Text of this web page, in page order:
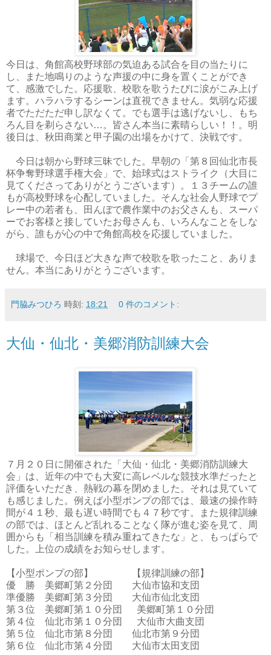
今日は、角館高校野球部の気迫ある試合を目の当たりに
し、また地鳴りのような声援の中に身を置くことができ
て、感激でした。応援歌、校歌を歌うたびに涙がこみ上げ
ます。ハラハラするシーンは直視できません。気弱な応援
者でただただ申し訳なくて。でも選手は逃げないし、もち
ろん目を剃らさない…。皆さん本当に素晴らしい！！。明
後日は、秋田商業と甲子園の出場をかけて、決戦です。
今日は朝から野球三昧でした。早朝の「第８回仙北市長
杯争奪野球選手権大会」で、始球式はストライク（大目に
見てくださってありがとうございます）。１３チームの誰
もが高校野球を心配していました。そんな社会人野球でプ
レー中の若者も、田んぼで農作業中のお父さんも、スーパ
ーでお客様と接していたお母さんも、いろんなことをしな
がら、誰もが心の中で角館高校を応援していました。
球場で、今日ほど大きな声で校歌を歌ったこと、ありま
せん。本当にありがとうございます。
門脇みつひろ 時刻: 18:21 0 件のコメント:
大仙・仙北・美郷消防訓練大会
７月２０日に開催された「大仙・仙北・美郷消防訓練大
会」は、近年の中でも大変に高レベルな競技水準だったと
評価をいただき、熱戦の幕を閉めました。それは見ていて
も感じました。例えば小型ポンプの部では、最速の操作時
間が４１秒、最も遅い時間でも４７秒です。また規律訓練
の部では、ほとんど乱れることなく隊が進む姿を見て、周
囲からも「相当訓練を積み重ねてきたな」と、もっぱらで
した。上位の成績をお知らせします。
【小型ポンプの部】 【規律訓練の部】
優 勝 美郷町第２分団 大仙市協和支団
準優勝 美郷町第３分団 大仙市仙北支団
第３位 美郷町第１０分団 美郷町第１０分団
第４位 仙北市第１０分団 大仙市大曲支団
第５位 仙北市第８分団 仙北市第９分団
第６位 仙北市第４分団 大仙市太田支団